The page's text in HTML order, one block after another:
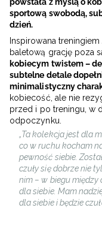
powstała z myślą o
sportową swobodą,
dzień.
Inspirowana treningiem
baletową grację poza
kobiecym twistem –
subtelne detale
minimalistyczny
kobiecość, ale nie
przed i po treningu, w
odpoczynku.
„Ta kolekcja jest dla
co w ruchu kocham
pewność siebie.
czuły się dobrze nie
nim – w biegu
dla siebie. Mam
dla siebie i będzie